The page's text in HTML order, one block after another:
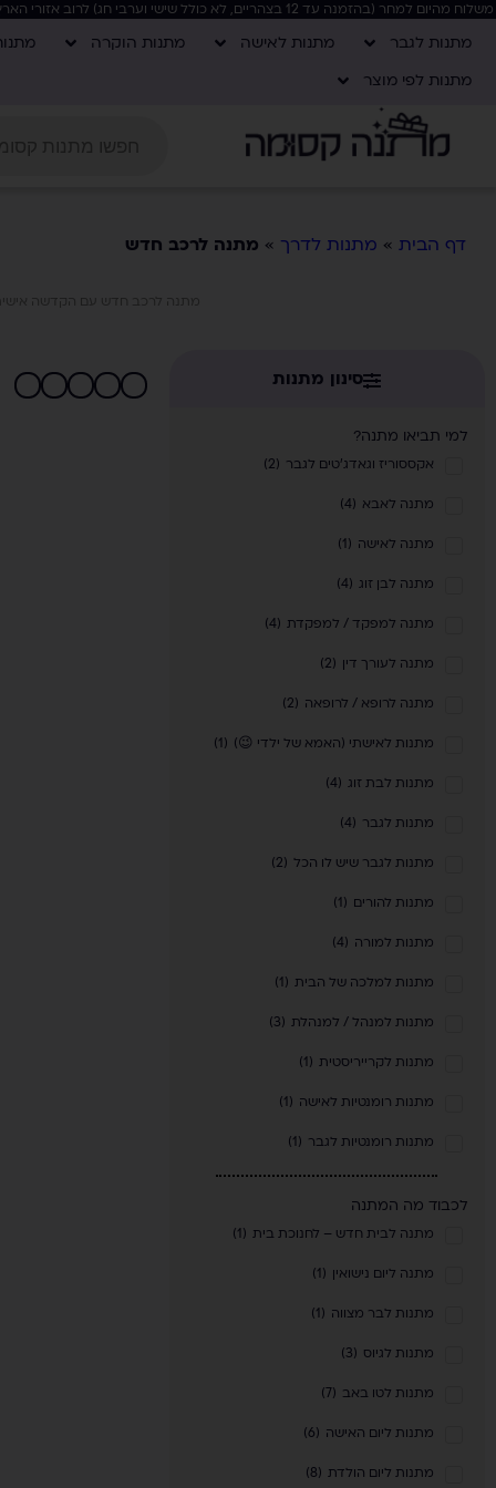
משלוח מהיום למחר (בהזמנה עד 12 בצהריים, לא כולל שישי וערבי חג) לרוב אזורי הארץ, בקניה מעל 400 ש"ח המשלוח חינם!
מתנות לגבר מתנות לאישה מתנות הוקרה
מתנות לפי מוצר
דף הבית» מתנות לדרך » מתנה לרכב חדש
מתנה לרכב חדש עם הקדשה אישית
סינון מתנות
למי תביאו מתנה?
אקססוריז וגאדג'טים לגבר (
2
)
מתנה לאבא (
4
)
מתנה לאישה (
1
)
מתנה לבן זוג (
4
)
מתנה למפקד / למפקדת (
4
)
מתנה לעורך דין (
2
)
מתנה לרופא / לרופאה (
2
)
מתנות לאישתי (האמא של ילדי 😉) (
1
)
מתנות לבת זוג (
4
)
מתנות לגבר (
4
)
מתנות לגבר שיש לו הכל (
2
)
מתנות להורים (
1
)
מתנות למורה (
4
)
מתנות למלכה של הבית (
1
)
מתנות למנהל / למנהלת (
3
)
מתנות לקרייריסטית (
1
)
מתנות רומנטיות לאישה (
1
)
מתנות רומנטיות לגבר (
1
)
לכבוד מה המתנה
מתנה לבית חדש – לחנוכת בית (
1
)
מתנה ליום נישואין (
1
)
מתנות לבר מצווה (
1
)
מתנות לגיוס (
3
)
מתנות לטו באב (
7
)
מתנות ליום האישה (
6
)
מתנות ליום הולדת (
8
)